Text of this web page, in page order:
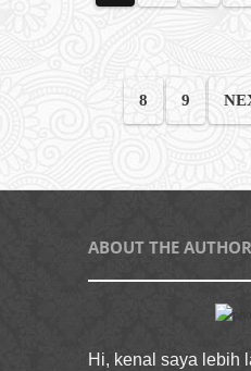
8 9
ABOUT THE AUTHOR
Hi, kenal saya lebih